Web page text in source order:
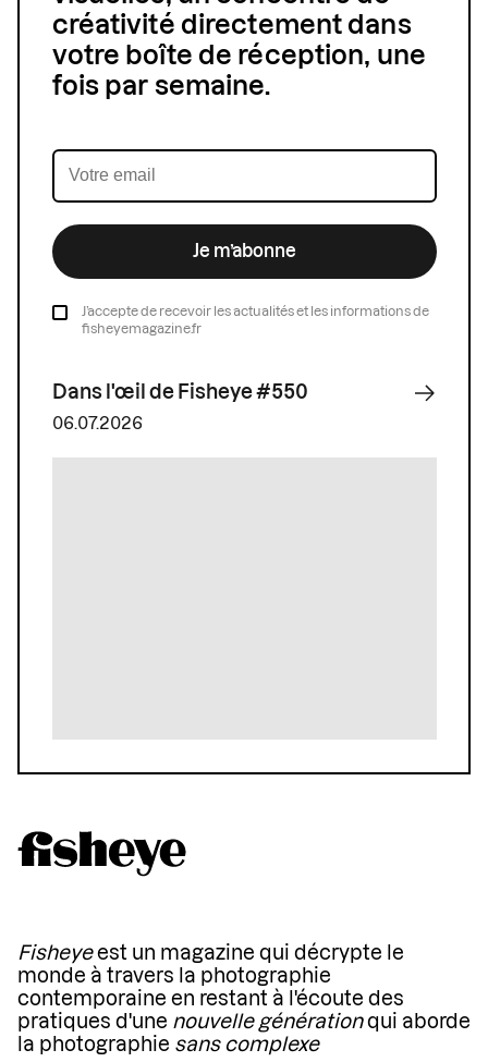
créativité directement dans
votre boîte de réception, une
fois par semaine.
Je m’abonne
J’accepte de recevoir les actualités et les informations de
fisheyemagazine.fr
Dans l'œil de Fisheye #550
06.07.2026
Fisheyeest un magazine qui décrypte le
monde à travers la photographie
contemporaine en restant à l'écoute des
pratiques d'une nouvelle générationqui aborde
la photographie sans complexe